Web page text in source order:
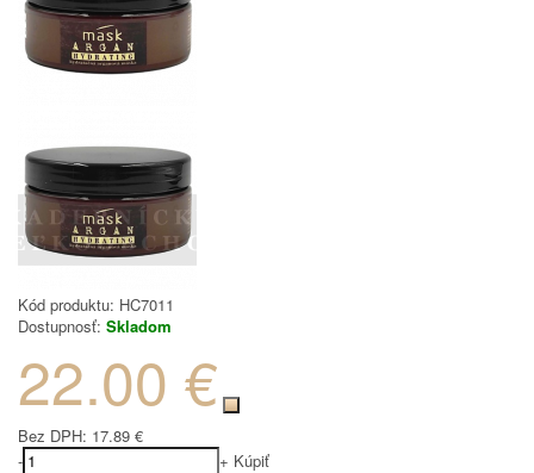
Kód produktu: HC7011
Dostupnosť: Skladom
22.00 €
Bez DPH: 17.89 €
-
+ Kúpiť